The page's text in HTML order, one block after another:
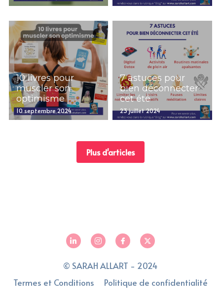
10 livres pour
muscler son
optimisme
10 septembre 2024
7 astuces pour
bien déconnecter
cet été
23 juillet 2024
Plus d'articles
© SARAH ALLART - 2024
Termes et Conditions
Politique de confidentialité